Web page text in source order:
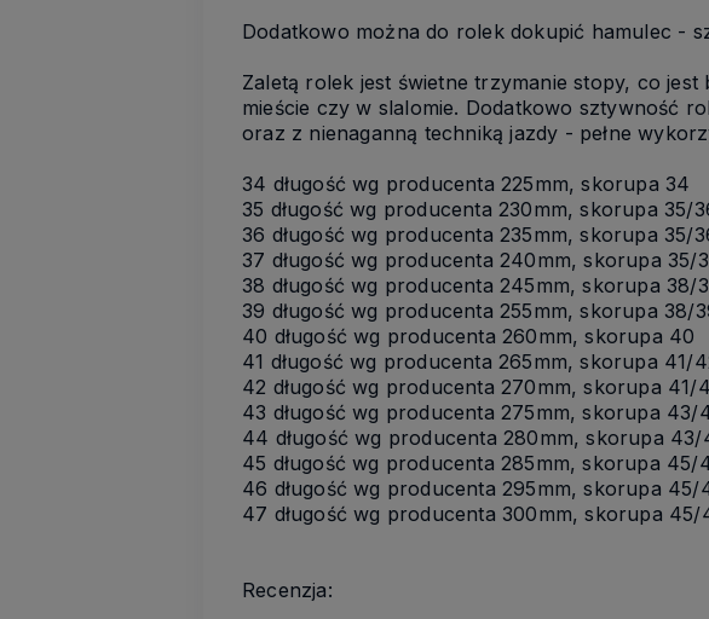
Dodatkowo można do rolek dokupić hamulec -
Zaletą rolek jest świetne trzymanie stopy, co
mieście czy w slalomie. Dodatkowo sztywność
oraz z nienaganną techniką jazdy - pełne
34 długość wg producenta 225mm, skorupa 34
35 długość wg producenta 230mm, skorupa 35/
36 długość wg producenta 235mm, skorupa 35/
37 długość wg producenta 240mm, skorupa 35/
38 długość wg producenta 245mm, skorupa 38/
39 długość wg producenta 255mm, skorupa 38/
40 długość wg producenta 260mm, skorupa 40
41 długość wg producenta 265mm, skorupa 41/
42 długość wg producenta 270mm, skorupa 41/
43 długość wg producenta 275mm, skorupa 43/
44 długość wg producenta 280mm, skorupa
45 długość wg producenta 285mm, skorupa 45/
46 długość wg producenta 295mm, skorupa 45/
47 długość wg producenta 300mm, skorupa
Recenzja: